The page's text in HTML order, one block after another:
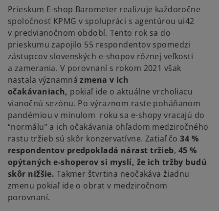
Prieskum E-shop Barometer realizuje každoročne
spoločnosť KPMG v spolupráci s agentúrou ui42
v predvianočnom období. Tento rok sa do
prieskumu zapojilo 55 respondentov spomedzi
zástupcov slovenských e-shopov rôznej veľkosti
a zamerania. V porovnaní s rokom 2021 však
nastala významnázmena v ich
očakávaniach, pokiaľ ide o aktuálne vrcholiacu
vianočnú sezónu. Po výraznom raste poháňanom
pandémiou v minulom roku sa e-shopy vracajú do
“normálu” a ich očakávania ohľadom medziročného
rastu tržieb sú skôr konzervatívne. Zatiaľ čo34 %
respondentov predpokladá nárast tržieb, 45 %
opýtaných e-shoperov si myslí, že ich tržby budú
skôr nižšie. Takmer štvrtina neočakáva žiadnu
zmenu pokiaľ ide o obrat v medziročnom
porovnaní.